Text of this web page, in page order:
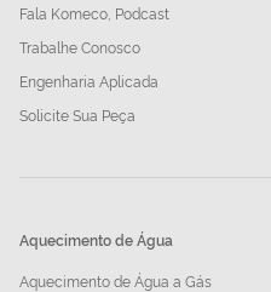
Fala Komeco, Podcast
Trabalhe Conosco
Engenharia Aplicada
Solicite Sua Peça
Aquecimento de Água
Aquecimento de Água a Gás